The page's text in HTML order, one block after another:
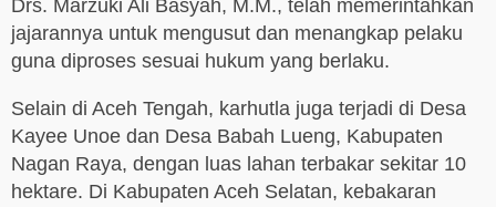
Drs. Marzuki Ali Basyah, M.M., telah memerintahkan
jajarannya untuk mengusut dan menangkap pelaku
guna diproses sesuai hukum yang berlaku.
Selain di Aceh Tengah, karhutla juga terjadi di Desa
Kayee Unoe dan Desa Babah Lueng, Kabupaten
Nagan Raya, dengan luas lahan terbakar sekitar 10
hektare. Di Kabupaten Aceh Selatan, kebakaran